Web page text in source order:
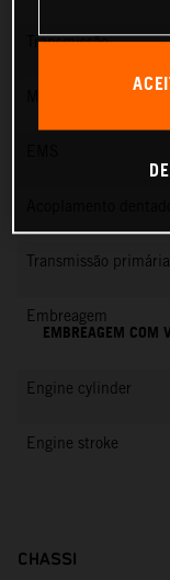
Transmissão
Transmissão primária
Embreagem
EMBREAGEM COM
Engine cylinder
Engine stroke
CHASSI